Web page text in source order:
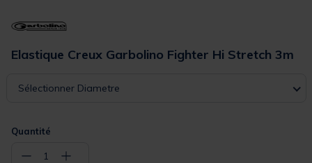
Elastique Creux Garbolino Fighter Hi Stretch 3m
Sélectionner Diametre
Quantité
− 1 +